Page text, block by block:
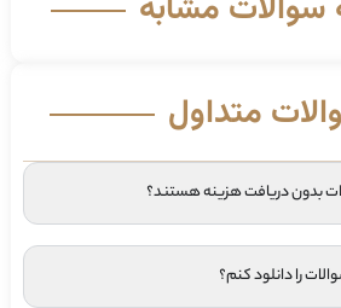
متداول
بدون دریافت هزینه هستند؟
را دانلود کنم؟